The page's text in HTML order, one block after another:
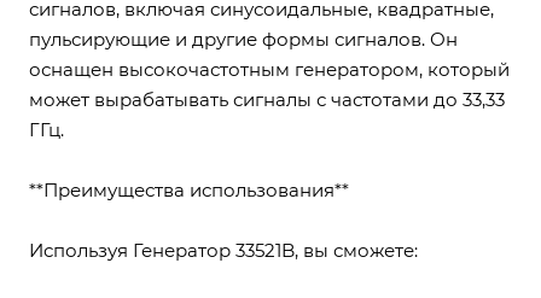
сигналов, включая синусоидальные, квадратные,
пульсирующие и другие формы сигналов. Он
оснащен высокочастотным генератором, который
может вырабатывать сигналы с частотами до 33,33
ГГц.
**Преимущества использования**
Используя Генератор 33521B, вы сможете: